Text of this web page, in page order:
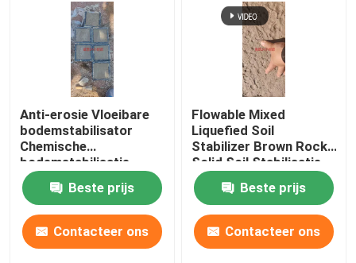
Anti-erosie Vloeibare
bodemstabilisator
Chemische
bodemstabilisatie
vloeistof
Beste prijs
Contacteer ons
Flowable Mixed
Liquefied Soil
Stabilizer Brown Rock
Solid Soil Stabilisatie
Beste prijs
Contacteer ons